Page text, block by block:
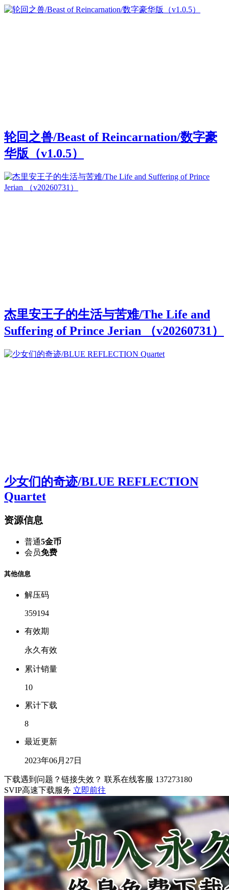
轮回之兽/Beast of Reincarnation/数字豪
华版（v1.0.5）
杰里安王子的生活与苦难/The Life and
Suffering of Prince Jerian （v20260731）
少女们的奇迹/BLUE REFLECTION
Quartet
资源信息
普通5金币
会员免费
其他信息
解压码
359194
有效期
永久有效
累计销量
10
累计下载
8
最近更新
2023年06月27日
下载遇到问题？链接失效？ 联系在线客服 137273180
SVIP高速下载服务 立即前往